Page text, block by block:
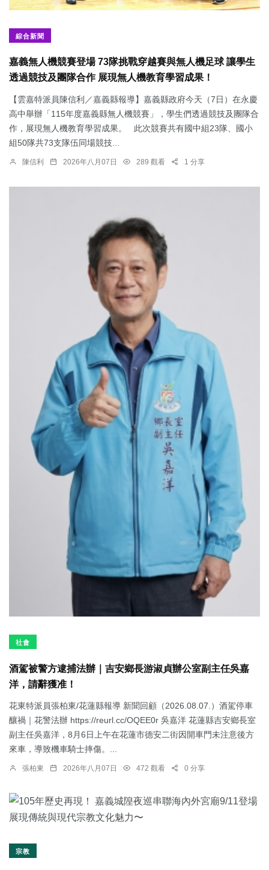
綜合新聞
嘉義無人機競賽登場 73隊挑戰穿越賽與無人機足球 讓學生
透過競技及團隊合作 展現無人機教育學習成果！
【雲嘉特派員陳信利／嘉義縣報導】嘉義縣政府今天（7日）在永慶
高中舉辦「115年度嘉義縣無人機競賽」，學生們透過競技及團隊合
作，展現無人機教育學習成果。 此次競賽共有國中組23隊、國小
組50隊共73支隊伍同場競技...
陳信利 2026年八月07日 289 觀看 1 分享
社會
酒駕被警方逮捕法辦｜吉安鄉長游淑貞辦公室副主任吳嘉
洋，請辭獲准！
花東特派員張柏東/花蓮縣報導 新聞回顧（2026.08.07.）酒駕停車
釀禍｜花警法辦 https://reurl.cc/OQEE0r 吳嘉洋 花蓮縣吉安鄉長室
副主任吳嘉洋，8月6日上午在花蓮市德安二街因開車門未注意後方
來車，導致機車騎士摔傷。...
張柏東 2026年八月07日 472 觀看 0 分享
宗教